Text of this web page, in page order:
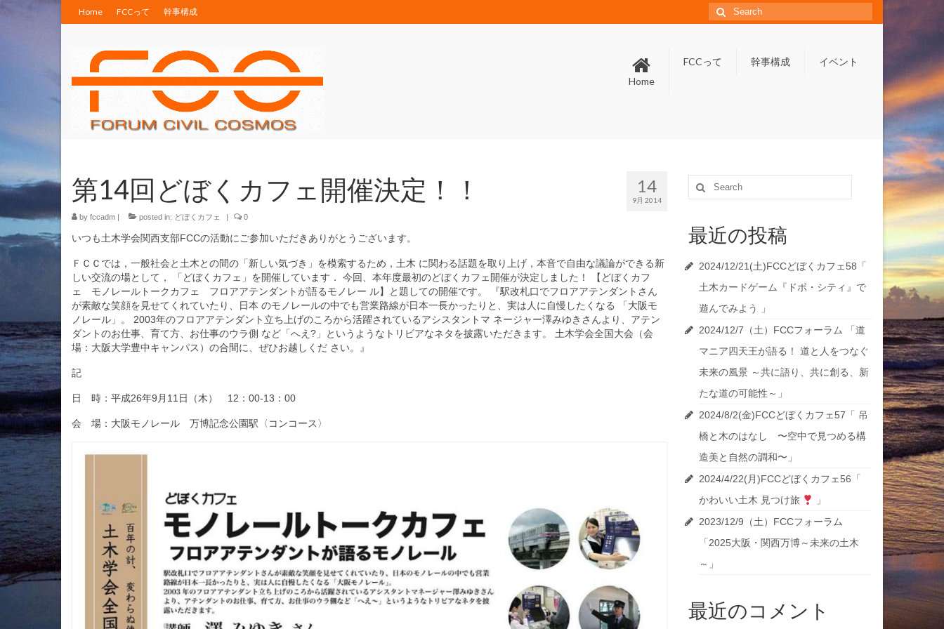
Home FCCって 幹事構成
Search
for:
Home
FCCって 幹事構成 イベント
14
9月 2014
第14回どぼくカフェ開催決定！！
by fccadm posted in: どぼくカフェ 0
いつも土木学会関西支部FCCの活動にご参加いただきありがとうございます。
ＦＣＣでは，一般社会と土木との間の「新しい気づき」を模索するため，土木 に関わる話題を取り上げ，本音で自由な議論ができる新
しい交流の場として， 「どぼくカフェ」を開催しています． 今回、本年度最初のどぼくカフェ開催が決定しました！ 【どぼくカフ
ェ モノレールトークカフェ フロアアテンダントが語るモノレー ル】と題しての開催です。 『駅改札口でフロアアテンダントさん
が素敵な笑顔を見せてくれていたり、日本 のモノレールの中でも営業路線が日本一長かったりと、実は人に自慢したくなる 「大阪モ
ノレール」。 2003年のフロアアテンダント立ち上げのころから活躍されているアシスタントマ ネージャー澤みゆきさんより、アテン
ダントのお仕事、育て方、お仕事のウラ側 など「へえ?」というようなトリビアなネタを披露いただきます。 土木学会全国大会（会
場：大阪大学豊中キャンパス）の合間に、ぜひお越しくだ さい。』
記
日 時：平成26年9月11日（木） 12：00-13：00
会 場：大阪モノレール 万博記念公園駅〈コンコース〉
Search
for:
最近の投稿
2024/12/21(土)FCCどぼくカフェ58「
土木カードゲーム『ドボ・シティ』で
遊んでみよう 」
2024/12/7（土）FCCフォーラム 「道
マニア四天王が語る！ 道と人をつなぐ
未来の風景 ～共に語り、共に創る、新
たな道の可能性～」
2024/8/2(金)FCCどぼくカフェ57「 吊
橋と木のはなし 〜空中で見つめる構
造美と自然の調和〜」
2024/4/22(月)FCCどぼくカフェ56「
かわいい土木 見つけ旅
」
2023/12/9（土）FCCフォーラム
「2025大阪・関西万博～未来の土木
～」
最近のコメント